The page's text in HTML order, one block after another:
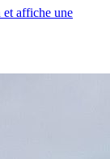
et affiche une